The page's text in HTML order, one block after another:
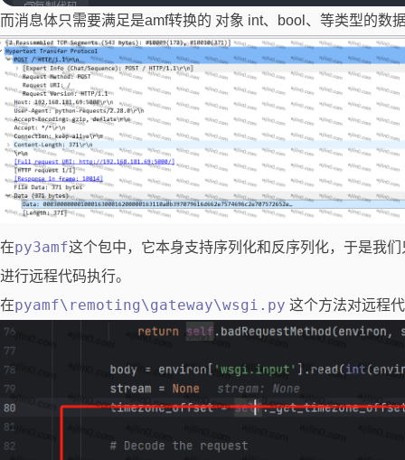
复制代码
而消息体只需要满足是amf转换的 对象 int、bool、等类型的数
在py3amf这个包中，它本身支持序列化和反序列化，于是我
进行远程代码执行。
在pyamf\remoting\gateway\wsgi.py 这个方法对远程